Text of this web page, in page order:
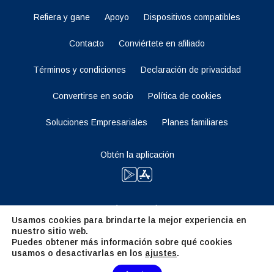
Refiera y gane Apoyo Dispositivos compatibles
Contacto Conviértete en afiliado
Términos y condiciones Declaración de privacidad
Convertirse en socio Política de cookies
Soluciones Empresariales Planes familiares
Obtén la aplicación
Manténganse al tanto
Usamos cookies para brindarte la mejor experiencia en
nuestro sitio web.
Puedes obtener más información sobre qué cookies
usamos o desactivarlas en los ajustes.